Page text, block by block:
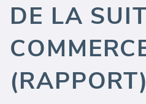
DE LA
(RAPPORT)